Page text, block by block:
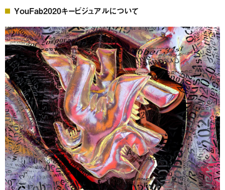
YouFab2020キービジュアルについて